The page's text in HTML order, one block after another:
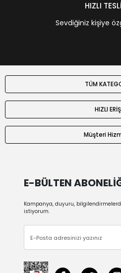
HIZLI
Sevdiğiniz kişiye
TÜM
HIZLI
Müşteri
E-BÜLTEN
Kampanya, duyuru,
istiyorum.